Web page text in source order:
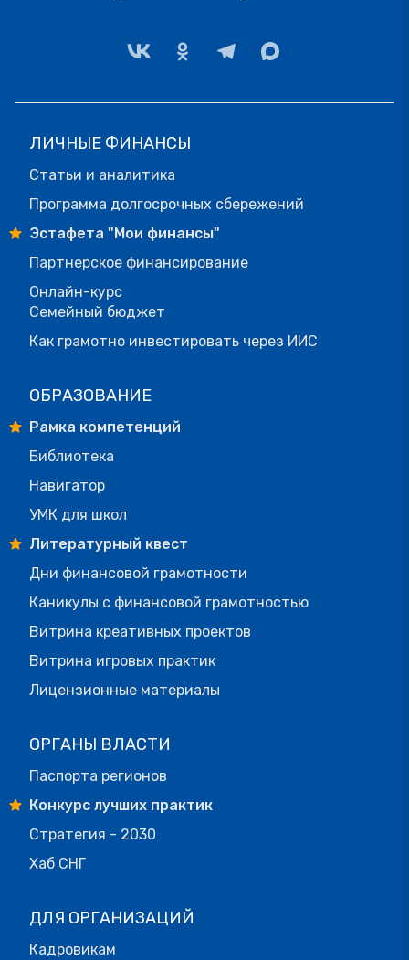
ЛИЧНЫЕ ФИНАНСЫ
Статьи и аналитика
Программа долгосрочных сбережений
Эстафета "Мои финансы"
Партнерское финансирование
Онлайн-курс
Семейный бюджет
Как грамотно инвестировать через ИИС
ОБРАЗОВАНИЕ
Рамка компетенций
Библиотека
Навигатор
УМК для школ
Литературный квест
Дни финансовой грамотности
Каникулы с финансовой грамотностью
Витрина креативных проектов
Витрина игровых практик
Лицензионные материалы
ОРГАНЫ ВЛАСТИ
Паспорта регионов
Конкурс лучших практик
Стратегия - 2030
Хаб СНГ
ДЛЯ ОРГАНИЗАЦИЙ
Кадровикам